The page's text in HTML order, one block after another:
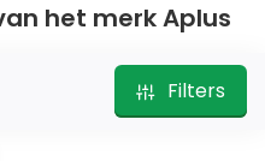
het merk Aplus
Filters